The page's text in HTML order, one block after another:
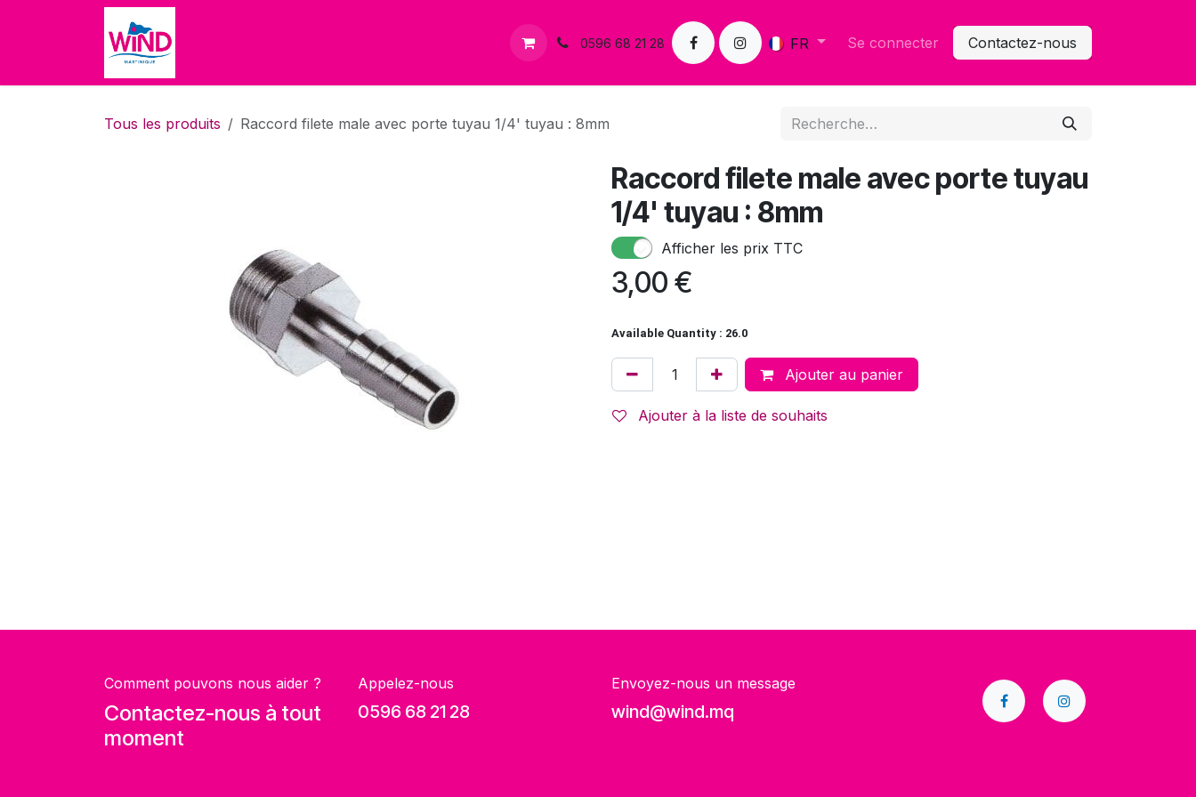
Se rendre au contenu
Contactez-nous 0596 68 21 28 FR Se connecter Contactez-nous
Tous les produits Raccord filete male avec porte tuyau 1/4' tuyau : 8mm
Raccord filete male avec porte tuyau
1/4' tuyau : 8mm
Afficher les prix TTC
3,00 €
Available Quantity : 26.0
Ajouter au panier
Ajouter à la liste de souhaits
Comment pouvons nous aider ?
Contactez-nous à tout
moment
Appelez-nous
0596 68 21 28
Envoyez-nous un message
wind@wind.mq